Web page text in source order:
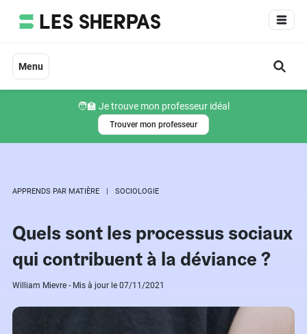
Menu
🧑‍🏫 Je trouve mon professeur idéal
Trouver mon professeur
APPRENDS PAR MATIÈRE SOCIOLOGIE
Quels sont les processus sociaux
qui contribuent à la déviance ?
William Mievre - Mis à jour le 07/11/2021